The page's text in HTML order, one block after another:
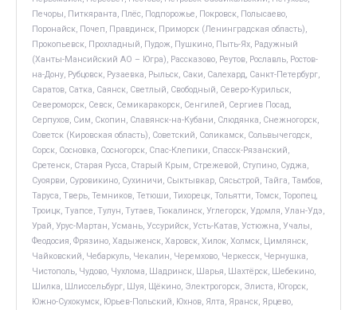
Печоры, Питкяранта, Плёс, Подпорожье, Покровск, Полысаево,
Поронайск, Почеп, Правдинск, Приморск (Ленинградская область),
Прокопьевск, Прохладный, Пудож, Пушкино, Пыть-Ях, Радужный
(Ханты-Мансийский АО – Югра), Рассказово, Реутов, Рославль, Ростов-
на-Дону, Рубцовск, Рузаевка, Рыльск, Саки, Салехард, Санкт-Петербург,
Саратов, Сатка, Саянск, Светлый, Свободный, Северо-Курильск,
Североморск, Севск, Семикаракорск, Сенгилей, Сергиев Посад,
Серпухов, Сим, Скопин, Славянск-на-Кубани, Слюдянка, Снежногорск,
Советск (Кировская область), Советский, Соликамск, Сольвычегодск,
Сорск, Сосновка, Сосногорск, Спас-Клепики, Спасск-Рязанский,
Сретенск, Старая Русса, Старый Крым, Стрежевой, Ступино, Суджа,
Суоярви, Суровикино, Сухиничи, Сыктывкар, Сясьстрой, Тайга, Тамбов,
Таруса, Тверь, Темников, Тетюши, Тихорецк, Тольятти, Томск, Торопец,
Троицк, Туапсе, Тулун, Тутаев, Тюкалинск, Углегорск, Удомля, Улан-Удэ,
Урай, Урус-Мартан, Усмань, Уссурийск, Усть-Катав, Устюжна, Учалы,
Феодосия, Фрязино, Хадыженск, Харовск, Хилок, Холмск, Цимлянск,
Чайковский, Чебаркуль, Чекалин, Черемхово, Черкесск, Чернушка,
Чистополь, Чудово, Чухлома, Шадринск, Шарья, Шахтёрск, Шебекино,
Шилка, Шлиссельбург, Шуя, Щёкино, Электрогорск, Элиста, Югорск,
Южно-Сухокумск, Юрьев-Польский, Юхнов, Ялта, Яранск, Ярцево,